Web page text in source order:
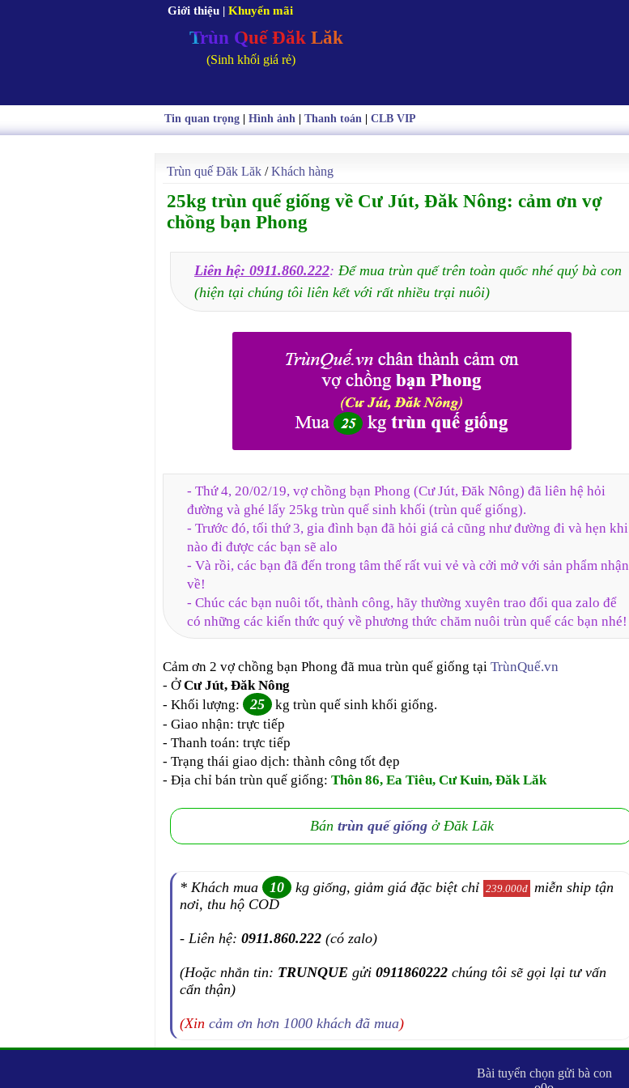
Giới thiệu | Khuyến mãi
Trùn Quế Đăk Lăk
(Sinh khối giá rẻ)
Tin quan trọng| Hình ảnh| Thanh toán| CLB VIP
Trùn quế Đăk Lăk /Khách hàng
25kg trùn quế giống về Cư Jút, Đăk Nông: cảm ơn vợ
chồng bạn Phong
Liên hệ: 0911.860.222: Để mua trùn quế trên toàn quốc nhé quý bà con
(hiện tại chúng tôi liên kết với rất nhiều trại nuôi)
- Thứ 4, 20/02/19, vợ chồng bạn Phong (Cư Jút, Đăk Nông) đã liên hệ hỏi
đường và ghé lấy 25kg trùn quế sinh khối (trùn quế giống).
- Trước đó, tối thứ 3, gia đình bạn đã hỏi giá cả cũng như đường đi và hẹn khi
nào đi được các bạn sẽ alo
- Và rồi, các bạn đã đến trong tâm thế rất vui vẻ và cởi mở với sản phẩm nhận
về!
- Chúc các bạn nuôi tốt, thành công, hãy thường xuyên trao đổi qua zalo để
có những các kiến thức quý về phương thức chăm nuôi trùn quế các bạn nhé!
Cảm ơn 2 vợ chồng bạn Phong đã mua trùn quế giống tại TrùnQuế.vn
- ỞCư Jút, Đăk Nông
- Khối lượng:
25
kg trùn quế sinh khối giống.
- Giao nhận: trực tiếp
- Thanh toán: trực tiếp
- Trạng thái giao dịch: thành công tốt đẹp
- Địa chỉ bán trùn quế giống: Thôn 86, Ea Tiêu, Cư Kuin, Đăk Lăk
Bán trùn quế giốngở Đăk Lăk
* Khách mua 10 kg giống, giảm giá đặc biệt chỉ 239.000đ miễn ship tận
nơi, thu hộ COD
- Liên hệ: 0911.860.222 (có zalo)
(Hoặc nhắn tin: TRUNQUE gửi 0911860222 chúng tôi sẽ gọi lại tư vấn
cẩn thận)
(Xin cảm ơn hơn 1000 khách đã mua)
Bài tuyển chọn gửi bà con